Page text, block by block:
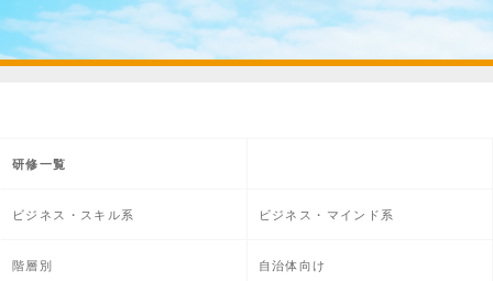
研修一覧
ビジネス・スキル系 ビジネス・マインド系
階層別 自治体向け